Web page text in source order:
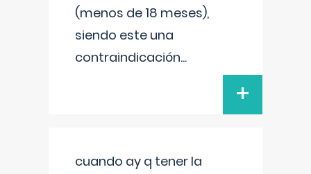
(menos de 18 meses),
siendo este una
contraindicación...
+
cuando ay q tener la